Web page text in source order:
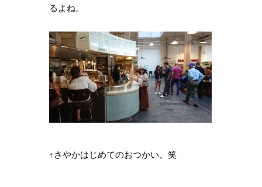
るよね。
↑さやかはじめてのおつかい。笑